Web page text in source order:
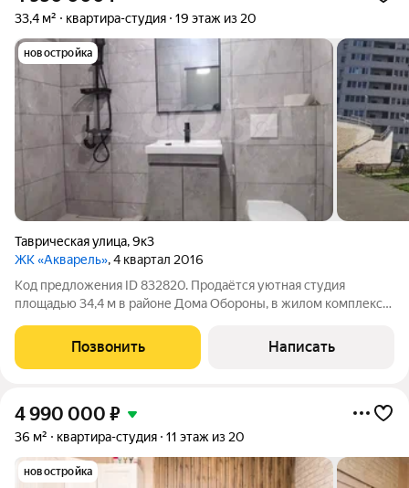
33,4 м² квартира-студия 19 этаж из 20
новостройка
Таврическая улица,9к3
ЖК «Акварель», 4 квартал 2016
Код предложения ID 832820. Продаётся уютная студия
площадью 34,4 м в районе Дома Обороны, в жилом комплексе
ламинат, натяжные потолки, всё в аккуратном состоянии и
готово к проживанию.
Позвонить Написать
4 990 000 ₽
36 м² квартира-студия 11 этаж из 20
новостройка